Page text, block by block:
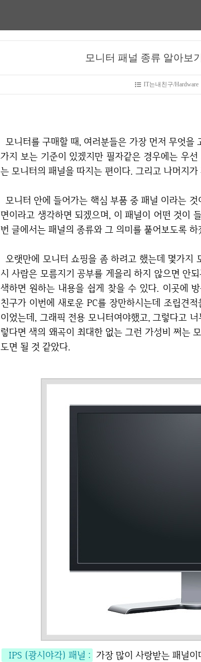
모니터 패널 종류 알아보
IT는내친구/Hardware
모니터를 구매할 때, 여러분들은 가장 먼저 무엇을 고민하는가? 가격? 혹은 회사? AS? 구매할 때 여러
가지 보는 기준이 있겠지만 필자같은 경우에는 우
는 모니터의 패널을 따지는 편이다. 그리고 나머지
모니터 안에 들어가는 핵심 부품 중 패널 이라는 것이 있다. 흔히 그냥 우리가 눈으로 보여지는 넓은 화
면이라고 생각하면 되겠으며, 이 패널이 어떤 것이
번 글에서는 패널의 종류와 그 의미를 풀어보도록 하
오랫만에 모니터 쇼핑을 좀 하려고 했는데 몇가지 모르는 용어들도 나오고해서 무척 당혹스러웠다. 역
시 사람은 모름지기 공부를 게을리 하지 않으면 안
색하면 원하는 내용을 쉽게 찾을 수 있다. 이곳에
친구가 이번에 새로운 PC를 장만하시는데 조립견
이었는데, 그래픽 전용 모니터여야했고, 그렇다고
렇다면 색의 왜곡이 최대한 없는 그런 가성비 쩌는
도면 될 것 같았다.
IPS (광시야각) 패널 : 가장 많이 사랑받는 패널